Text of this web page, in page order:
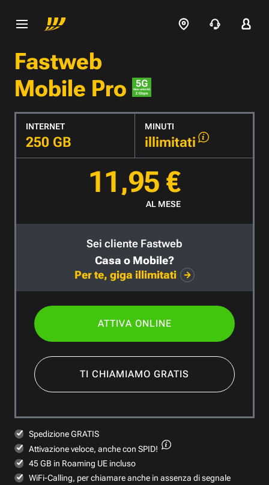
Fastweb
Mobile Pro
INTERNET
250 GB
MINUTI
illimitati
11,95 €
AL MESE
Sei cliente Fastweb
Casa o Mobile?
Per te, giga illimitati
ATTIVA ONLINE
TI CHIAMIAMO GRATIS
Spedizione GRATIS
Attivazione veloce, anche con SPID!
45 GB in Roaming UE incluso
WiFi-Calling, per chiamare anche in assenza di segnale